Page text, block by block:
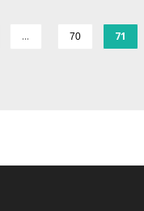
… 70 71